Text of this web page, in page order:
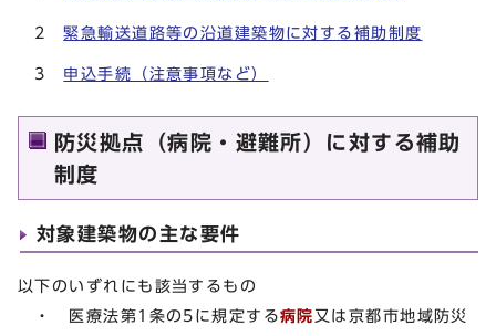
2緊急輸送道路等の沿道建築物に対する補助制度
3 申込手続（注意事項など）
防災拠点（病院・避難所）に対する補助
制度
対象建築物の主な要件
以下のいずれにも該当するもの
・ 医療法第1条の5に規定する病院 又は京都市地域防災